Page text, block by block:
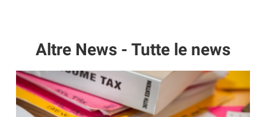
Altre News - Tutte le news